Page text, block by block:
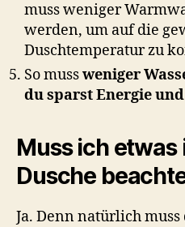
muss weniger
werden, um auf die
Duschtemperatur zu
So mussweniger
du sparst Energie
Muss ich etwas
Dusche
Ja. Denn natürlich muss